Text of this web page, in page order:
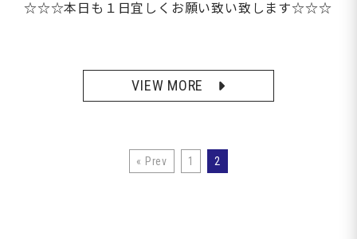
☆☆☆本日も１日宜しくお願い致い致します☆☆☆
VIEW MORE
« Prev 1 2